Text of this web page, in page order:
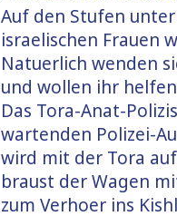
Auf den Stufen
israelischen Frauen
Natuerlich wenden
und wollen ihr
Das Tora-Anat-
wartenden Polizei-
wird mit der Tora auf
braust der Wagen
zum Verhoer ins